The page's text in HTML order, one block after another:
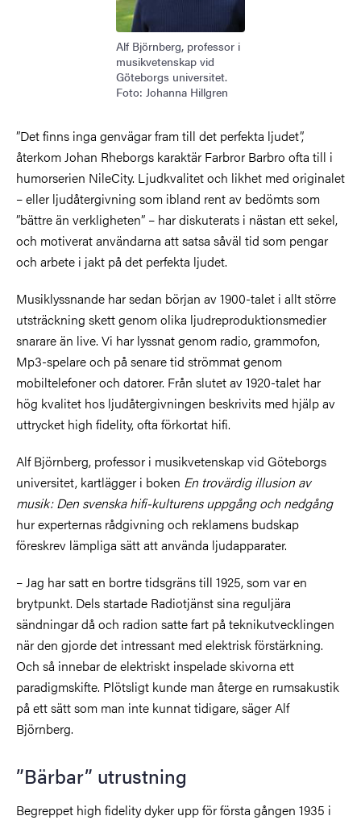
Alf Björnberg, professor i
musikvetenskap vid
Göteborgs universitet.
Foto: Johanna Hillgren
”Det finns inga genvägar fram till det perfekta ljudet”,
återkom Johan Rheborgs karaktär Farbror Barbro ofta till i
humorserien NileCity. Ljudkvalitet och likhet med originalet
– eller ljudåtergivning som ibland rent av bedömts som
”bättre än verkligheten” – har diskuterats i nästan ett sekel,
och motiverat användarna att satsa såväl tid som pengar
och arbete i jakt på det perfekta ljudet.
Musiklyssnande har sedan början av 1900-talet i allt större
utsträckning skett genom olika ljudreproduktionsmedier
snarare än live. Vi har lyssnat genom radio, grammofon,
Mp3-spelare och på senare tid strömmat genom
mobiltelefoner och datorer. Från slutet av 1920-talet har
hög kvalitet hos ljudåtergivningen beskrivits med hjälp av
uttrycket high fidelity, ofta förkortat hifi.
Alf Björnberg, professor i musikvetenskap vid Göteborgs
universitet, kartlägger i boken En trovärdig illusion av
musik: Den svenska hifi-kulturens uppgång och nedgång
hur experternas rådgivning och reklamens budskap
föreskrev lämpliga sätt att använda ljudapparater.
– Jag har satt en bortre tidsgräns till 1925, som var en
brytpunkt. Dels startade Radiotjänst sina reguljära
sändningar då och radion satte fart på teknikutvecklingen
när den gjorde det intressant med elektrisk förstärkning.
Och så innebar de elektriskt inspelade skivorna ett
paradigmskifte. Plötsligt kunde man återge en rumsakustik
på ett sätt som man inte kunnat tidigare, säger Alf
Björnberg.
”Bärbar” utrustning
Begreppet high fidelity dyker upp för första gången 1935 i